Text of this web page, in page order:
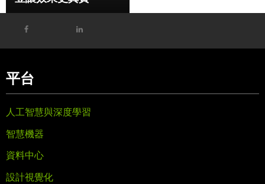
平台
人工智慧與深度學習
智慧機器
資料中心
設計視覺化